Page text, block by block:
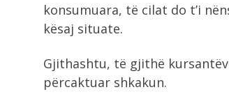
konsumuara, të cilat do t’i
kësaj situate.
Gjithashtu, të gjithë
përcaktuar shkakun.